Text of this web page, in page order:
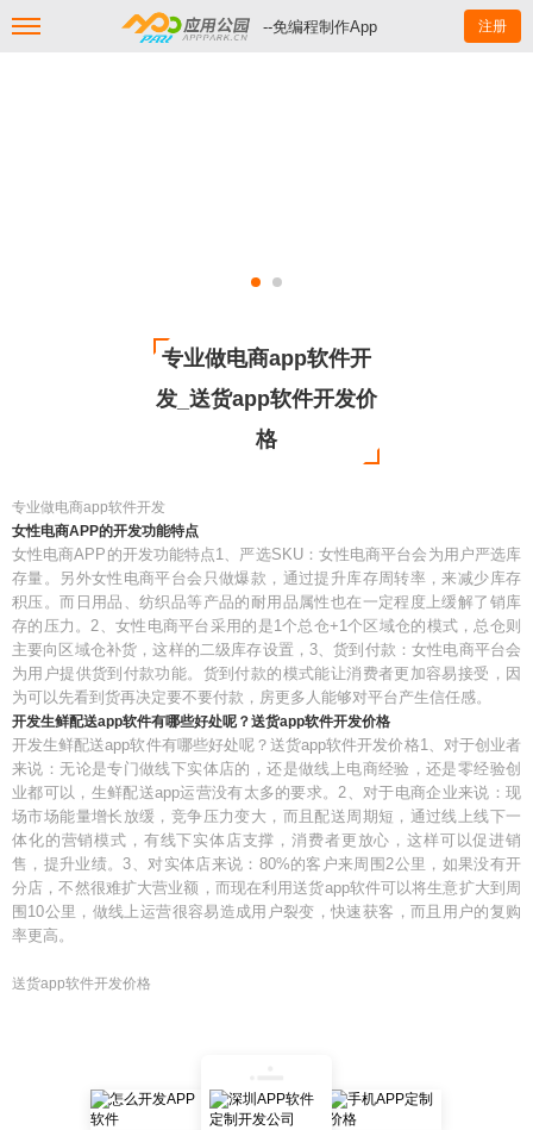
--免编程制作App 注册
专业做电商app软件开
发_送货app软件开发价
格
专业做电商app软件开发
女性电商APP的开发功能特点
女性电商APP的开发功能特点1、严选SKU：女性电商平台会为用户严选库
存量。另外女性电商平台会只做爆款，通过提升库存周转率，来减少库存
积压。而日用品、纺织品等产品的耐用品属性也在一定程度上缓解了销库
存的压力。2、女性电商平台采用的是1个总仓+1个区域仓的模式，总仓则
主要向区域仓补货，这样的二级库存设置，3、货到付款：女性电商平台会
为用户提供货到付款功能。货到付款的模式能让消费者更加容易接受，因
为可以先看到货再决定要不要付款，房更多人能够对平台产生信任感。
开发生鲜配送app软件有哪些好处呢？送货app软件开发价格
开发生鲜配送app软件有哪些好处呢？送货app软件开发价格1、对于创业者
来说：无论是专门做线下实体店的，还是做线上电商经验，还是零经验创
业都可以，生鲜配送app运营没有太多的要求。2、对于电商企业来说：现
场市场能量增长放缓，竞争压力变大，而且配送周期短，通过线上线下一
体化的营销模式，有线下实体店支撑，消费者更放心，这样可以促进销
售，提升业绩。3、对实体店来说：80%的客户来周围2公里，如果没有开
分店，不然很难扩大营业额，而现在利用送货app软件可以将生意扩大到周
围10公里，做线上运营很容易造成用户裂变，快速获客，而且用户的复购
率更高。
送货app软件开发价格